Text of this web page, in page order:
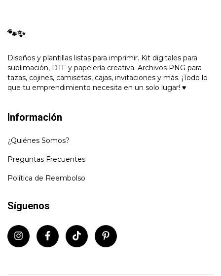
🐾✨
Diseños y plantillas listas para imprimir. Kit digitales para
sublimación, DTF y papelería creativa. Archivos PNG para
tazas, cojines, camisetas, cajas, invitaciones y más. ¡Todo lo
que tu emprendimiento necesita en un solo lugar! ♥
Información
¿Quiénes Somos?
Preguntas Frecuentes
Política de Reembolso
Síguenos